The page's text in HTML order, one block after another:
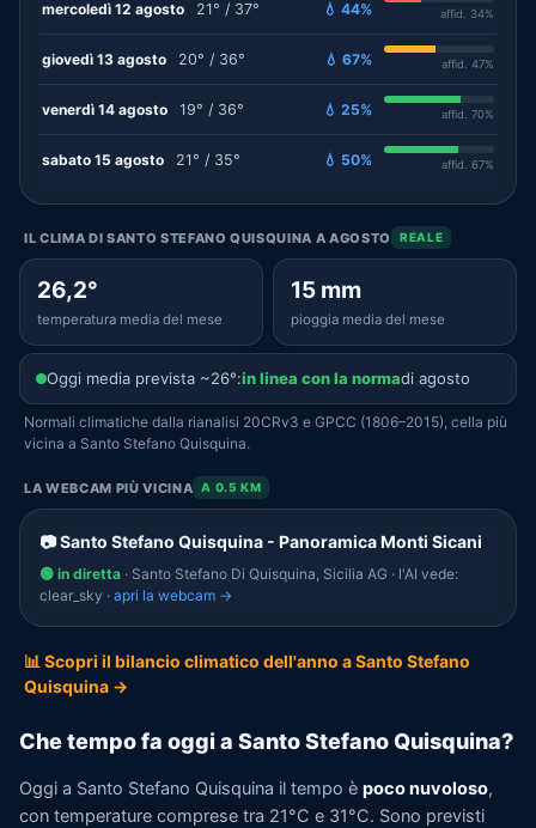
mercoledì 12 agosto 21° / 37° 💧 44% affid. 34%
giovedì 13 agosto 20° / 36° 💧 67% affid. 47%
venerdì 14 agosto 19° / 36° 💧 25% affid. 70%
sabato 15 agosto 21° / 35° 💧 50% affid. 67%
IL CLIMA DI SANTO STEFANO QUISQUINA A AGOSTO REALE
26,2°
temperatura media del mese
15 mm
pioggia media del mese
Oggi media prevista ~26°:in linea con la normadi agosto
Normali climatiche dalla rianalisi 20CRv3 e GPCC (1806–2015), cella più
vicina a Santo Stefano Quisquina.
LA WEBCAM PIÙ VICINA A 0.5 KM
📷 Santo Stefano Quisquina - Panoramica Monti Sicani
🟢 in diretta · Santo Stefano Di Quisquina, Sicilia AG · l'AI vede:
clear_sky · apri la webcam →
📊 Scopri il bilancio climatico dell'anno a Santo Stefano
Quisquina →
Che tempo fa oggi a Santo Stefano Quisquina?
Oggi a Santo Stefano Quisquina il tempo è poco nuvoloso,
con temperature comprese tra 21°C e 31°C. Sono previsti